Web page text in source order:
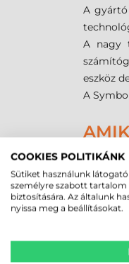
A gyártó
A nagy
eszköz
A
A 3.2"-
fogyaszt
COOKIES POLITIKÁNK
Sütiket használunk
személyre szabott
biztosítására. Az általunk
nyissa meg a beállításokat.